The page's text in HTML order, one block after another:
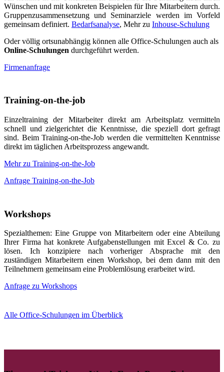
Wünschen und mit konkreten Beispielen für Ihre Mitarbeitern durch.
Gruppenzusammensetzung und Seminarziele werden im Vorfeld
gemeinsam definiert. Bedarfsanalyse, Mehr zu Inhouse-Schulung
Oder völlig ortsunabhängig können alle Office-Schulungen auch als
Online-Schulungen durchgeführt werden.
Firmenanfrage
Training-on-the-job
Einzeltraining der Mitarbeiter direkt am Arbeitsplatz vermitteln
schnell und zielgerichtet die Kenntnisse, die speziell dort gefragt
sind. Beim Training-on-the-Job werden die vermittelten Kenntnisse
direkt im täglichen Arbeitsprozess angewandt.
Mehr zu Training-on-the-Job
Anfrage Training-on-the-Job
Workshops
Spezialthemen: Eine Gruppe von Mitarbeitern oder eine Abteilung
Ihrer Firma hat konkrete Aufgabenstellungen mit Excel & Co. zu
lösen. Ich konzipiere nach vorheriger Absprache mit den
zuständigen Mitarbeitern einen Workshop, bei dem dann mit den
Teilnehmern gemeinsam eine Problemlösung erarbeitet wird.
Anfrage zu Workshops
Alle Office-Schulungen im Überblick